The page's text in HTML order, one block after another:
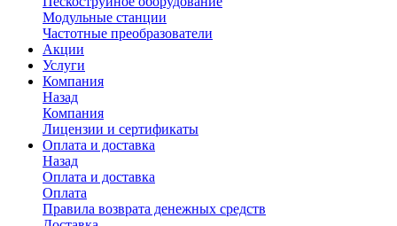
Модульные станции
Частотные преобразователи
Акции
Услуги
Компания
Назад
Компания
Лицензии и сертификаты
Оплата и доставка
Назад
Оплата и доставка
Оплата
Правила возврата денежных средств